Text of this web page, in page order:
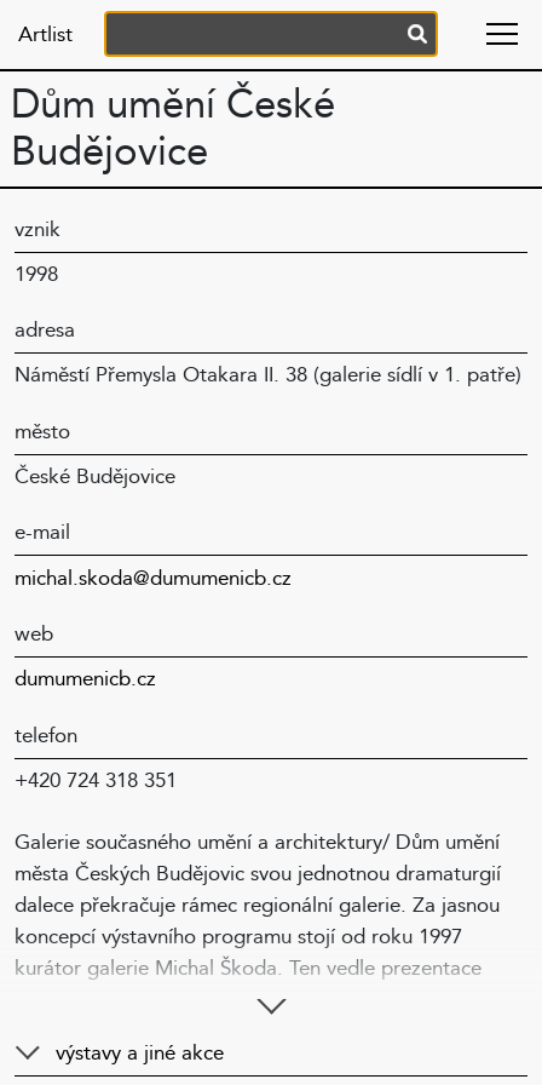
Artlist
Dům umění České
Budějovice
vznik
1998
adresa
Náměstí Přemysla Otakara II. 38 (galerie sídlí v 1. patře)
město
České Budějovice
e-mail
michal.skoda@dumumenicb.cz
web
dumumenicb.cz
telefon
+420 724 318 351
Galerie současného umění a architektury/ Dům umění
města Českých Budějovic svou jednotnou dramaturgií
dalece překračuje rámec regionální galerie. Za jasnou
koncepcí výstavního programu stojí od roku 1997
kurátor galerie Michal Škoda. Ten vedle prezentace
výrazných osobností současné české výtvarné scény
jejichž prezentace v České republice bývá zpravidla
výstavy a jiné akce